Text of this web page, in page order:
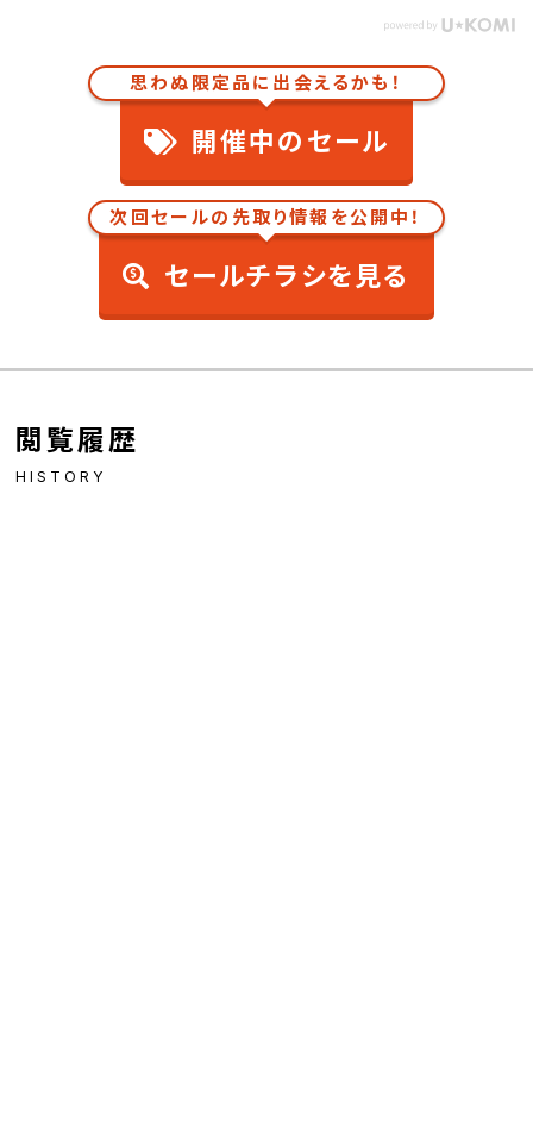
思わぬ限定品に出会えるかも！
開催中のセール
次回セールの先取り情報を公開中！
セールチラシを見る
閲覧履歴
HISTORY